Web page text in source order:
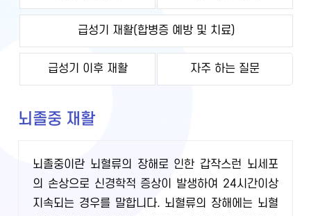
급성기 재활(합병증 예방 및 치료)
급성기 이후 재활 자주 하는 질문
뇌졸중 재활
뇌졸중이란 뇌혈류의 장해로 인한 갑작스런 뇌세포
의 손상으로 신경학적 증상이 발생하여 24시간이상
지속되는 경우를 말합니다. 뇌혈류의 장해에는 뇌혈